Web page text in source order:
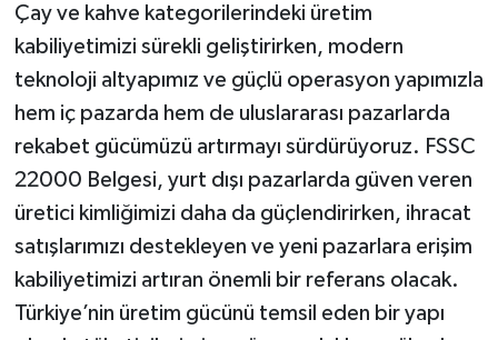
Çay ve kahve kategorilerindeki üretim
kabiliyetimizi sürekli geliştirirken, modern
teknoloji altyapımız ve güçlü operasyon yapımızla
hem iç pazarda hem de uluslararası pazarlarda
rekabet gücümüzü artırmayı sürdürüyoruz. FSSC
22000 Belgesi, yurt dışı pazarlarda güven veren
üretici kimliğimizi daha da güçlendirirken, ihracat
satışlarımızı destekleyen ve yeni pazarlara erişim
kabiliyetimizi artıran önemli bir referans olacak.
Türkiye’nin üretim gücünü temsil eden bir yapı